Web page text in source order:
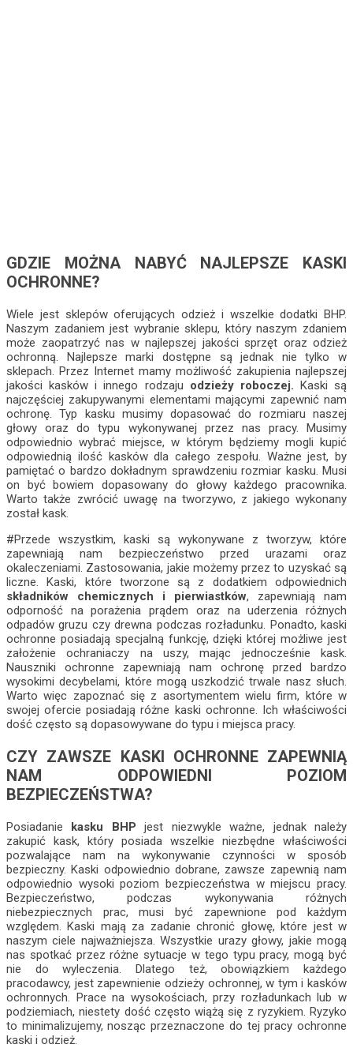
GDZIE MOŻNA NABYĆ NAJLEPSZE KASKI
OCHRONNE?
Wiele jest sklepów oferujących odzież i wszelkie dodatki BHP.
Naszym zadaniem jest wybranie sklepu, który naszym zdaniem
może zaopatrzyć nas w najlepszej jakości sprzęt oraz odzież
ochronną. Najlepsze marki dostępne są jednak nie tylko w
sklepach. Przez Internet mamy możliwość zakupienia najlepszej
jakości kasków i innego rodzaju odzieży roboczej. Kaski są
najczęściej zakupywanymi elementami mającymi zapewnić nam
ochronę. Typ kasku musimy dopasować do rozmiaru naszej
głowy oraz do typu wykonywanej przez nas pracy. Musimy
odpowiednio wybrać miejsce, w którym będziemy mogli kupić
odpowiednią ilość kasków dla całego zespołu. Ważne jest, by
pamiętać o bardzo dokładnym sprawdzeniu rozmiar kasku. Musi
on być bowiem dopasowany do głowy każdego pracownika.
Warto także zwrócić uwagę na tworzywo, z jakiego wykonany
został kask.
#Przede wszystkim, kaski są wykonywane z tworzyw, które
zapewniają nam bezpieczeństwo przed urazami oraz
okaleczeniami. Zastosowania, jakie możemy przez to uzyskać są
liczne. Kaski, które tworzone są z dodatkiem odpowiednich
składników chemicznych i pierwiastków, zapewniają nam
odporność na porażenia prądem oraz na uderzenia różnych
odpadów gruzu czy drewna podczas rozładunku. Ponadto, kaski
ochronne posiadają specjalną funkcję, dzięki której możliwe jest
założenie ochraniaczy na uszy, mając jednocześnie kask.
Nauszniki ochronne zapewniają nam ochronę przed bardzo
wysokimi decybelami, które mogą uszkodzić trwale nasz słuch.
Warto więc zapoznać się z asortymentem wielu firm, które w
swojej ofercie posiadają różne kaski ochronne. Ich właściwości
dość często są dopasowywane do typu i miejsca pracy.
CZY ZAWSZE KASKI OCHRONNE ZAPEWNIĄ
NAM ODPOWIEDNI POZIOM
BEZPIECZEŃSTWA?
Posiadanie kasku BHP jest niezwykle ważne, jednak należy
zakupić kask, który posiada wszelkie niezbędne właściwości
pozwalające nam na wykonywanie czynności w sposób
bezpieczny. Kaski odpowiednio dobrane, zawsze zapewnią nam
odpowiednio wysoki poziom bezpieczeństwa w miejscu pracy.
Bezpieczeństwo, podczas wykonywania różnych
niebezpiecznych prac, musi być zapewnione pod każdym
względem. Kaski mają za zadanie chronić głowę, które jest w
naszym ciele najważniejsza. Wszystkie urazy głowy, jakie mogą
nas spotkać przez różne sytuacje w tego typu pracy, mogą być
nie do wyleczenia. Dlatego też, obowiązkiem każdego
pracodawcy, jest zapewnienie odzieży ochronnej, w tym i kasków
ochronnych. Prace na wysokościach, przy rozładunkach lub w
podziemiach, niestety dość często wiążą się z ryzykiem. Ryzyko
to minimalizujemy, nosząc przeznaczone do tej pracy ochronne
kaski i odzież.